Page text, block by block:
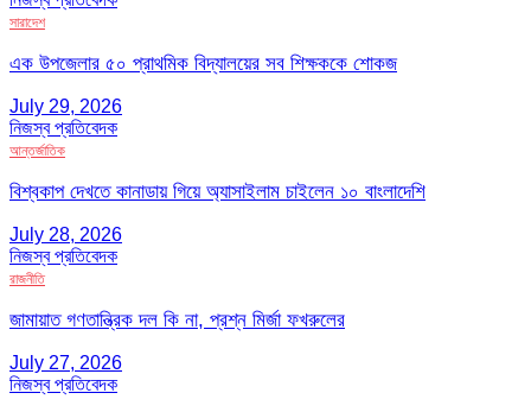
সারাদেশ
এক উপজেলার ৫০ প্রাথমিক বিদ্যালয়ের সব শিক্ষককে শোকজ
July 29, 2026
নিজস্ব প্রতিবেদক
আন্তর্জাতিক
বিশ্বকাপ দেখতে কানাডায় গিয়ে অ্যাসাইলাম চাইলেন ১০ বাংলাদেশি
July 28, 2026
নিজস্ব প্রতিবেদক
রাজনীতি
জামায়াত গণতান্ত্রিক দল কি না, প্রশ্ন মির্জা ফখরুলের
July 27, 2026
নিজস্ব প্রতিবেদক